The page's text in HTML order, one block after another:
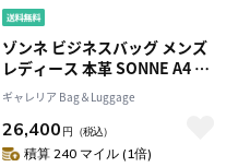
ゾンネ ビジネスバッグ メンズ
レディース 本革 SONNE A4 革
ブランド 自立 2WAY 通勤バッグ
通勤カバン ブリーフケース 通
勤 営業 ショルダー ビジネス バ
ッグ おしゃれ 上品 ネイビー ブ
ギャレリア Bag＆Luggage
26,400 円 （税込）
積算 240 マイル (1倍)